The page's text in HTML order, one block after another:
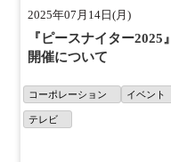
2025年07月14日(月)
『ピースナイター2025』
開催について
コーポレーション イベント
テレビ